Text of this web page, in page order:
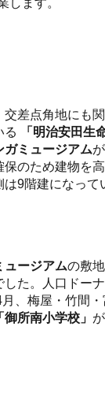
交差点角地にも
る
「明治安田生
ガミュージアム
のため建物を
9階建になって
ュージアムの敷
した。人口ドー
、梅屋・竹間
「御所南小学校」